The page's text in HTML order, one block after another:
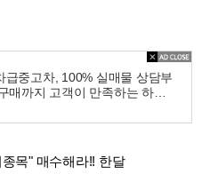
급중고차, 100% 실매물 상담부
매까지 고객이 만족하는 하나
목" 매수해라!! 한달